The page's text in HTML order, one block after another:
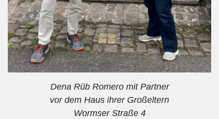
Dena Rüb Romero mit Partner
vor dem Haus ihrer Großeltern
Wormser Straße 4